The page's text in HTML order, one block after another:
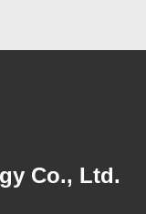
Co., Ltd.